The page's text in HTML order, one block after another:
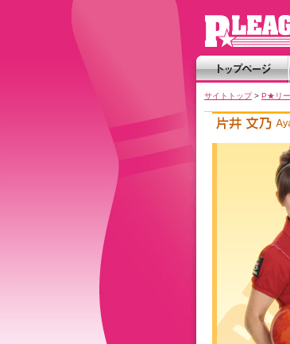
サイトトップ> P★リー